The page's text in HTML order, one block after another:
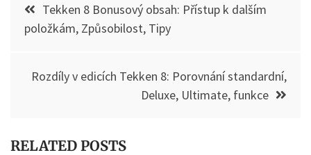
navigation
Tekken 8 Bonusový obsah: Přístup k dalším
položkám, Způsobilost, Tipy
Rozdíly v edicích Tekken 8: Porovnání standardní,
Deluxe, Ultimate, funkce
RELATED POSTS